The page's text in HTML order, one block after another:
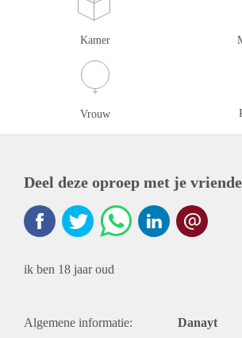
Kamer
Vrouw
Deel deze oproep met je
ik ben 18 jaar oud
Algemene informatie: Danayt